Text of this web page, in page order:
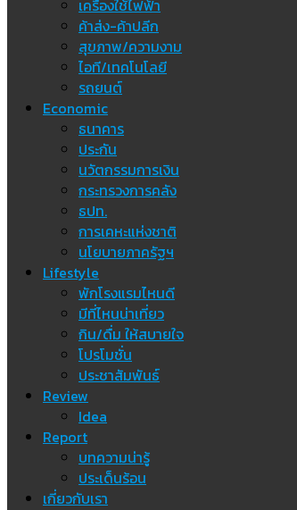
เครื่องใช้ไฟฟ้า
ค้าส่ง-ค้าปลีก
สุขภาพ/ความงาม
ไอที/เทคโนโลยี
รถยนต์
Economic
ธนาคาร
ประกัน
นวัตกรรมการเงิน
กระทรวงการคลัง
ธปท.
การเคหะแห่งชาติ
นโยบายภาครัฐฯ
Lifestyle
พักโรงแรมไหนดี
มีที่ไหนน่าเที่ยว
กิน/ดื่ม ให้สบายใจ
โปรโมชั่น
ประชาสัมพันธ์
Review
Idea
Report
บทความน่ารู้
ประเด็นร้อน
เกี่ยวกับเรา